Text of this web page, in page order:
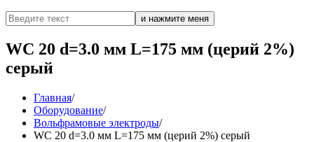
WC 20 d=3.0 мм L=175 мм (церий 2%)
серый
Главная/
Оборудование/
Вольфрамовые электроды/
WC 20 d=3.0 мм L=175 мм (церий 2%) серый